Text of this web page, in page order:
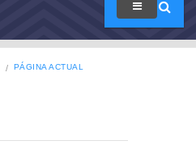
PÁGINA ACTUAL